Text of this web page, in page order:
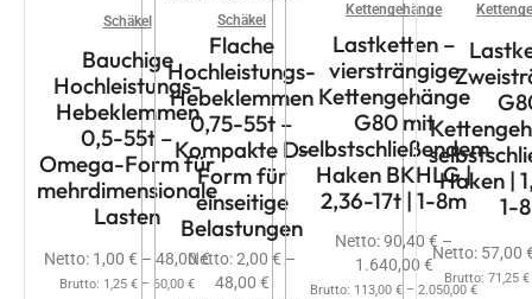
Schäkel
Bauchige
Hochleistungs-
Hebeklemmen
0,5-55t –
Omega-Form für
mehrdimensionale
Lasten
Netto: 1,00 € – 48,00€
Brutto: 1,25 € – 60,00 €
Schäkel
Flache
Hochleistungs-
Hebeklemmen
0,75-55t –
Kompakte D-
Form für
einseitige
Belastungen
Netto:2,00 € –
48,00 €
Kettengehänge
Lastketten –
viersträngige
Kettengehänge
G80 mit
selbstschließendem
Haken BKHLG |
2,36-17t | 1-8m
Netto:90,40 € –
1.640,00 €
Brutto: 113,00 € – 2.050,00 €
Haken |
1-
Netto: 57,00
Brutto: 71,25 €